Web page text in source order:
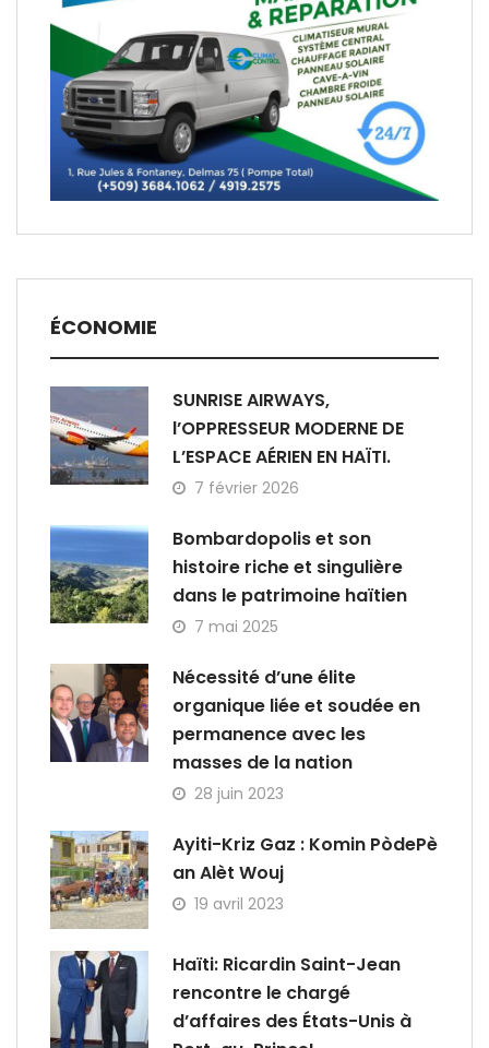
ÉCONOMIE
SUNRISE AIRWAYS,
l’OPPRESSEUR MODERNE DE
L’ESPACE AÉRIEN EN HAÏTI.
7 février 2026
Bombardopolis et son
histoire riche et singulière
dans le patrimoine haïtien
7 mai 2025
Nécessité d’une élite
organique liée et soudée en
permanence avec les
masses de la nation
28 juin 2023
Ayiti-Kriz Gaz : Komin PòdePè
an Alèt Wouj
19 avril 2023
Haïti: Ricardin Saint-Jean
rencontre le chargé
d’affaires des États-Unis à